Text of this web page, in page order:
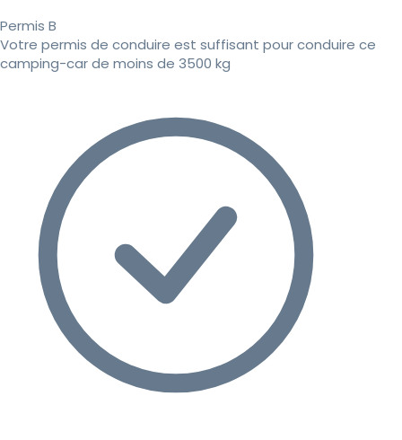
Permis B
Votre permis de conduire est suffisant pour conduire ce
camping-car de moins de 3500 kg